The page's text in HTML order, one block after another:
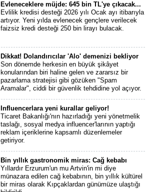
Evleneceklere müjde: 645 bin TL'ye çıkacak...
Evlilik kredisi desteği 2026 yılı Ocak ayı itibarıyla
artıyor. Yeni yılda evlenecek gençlere verilecek
faizsiz kredi desteği 250 bin lirayı bulacak.
Dikkat! Dolandırıcılar 'Alo' demenizi bekliyor
Son dönemde herkesin en büyük şikâyet
konularından biri haline gelen ve zararsız bir
pazarlama stratejisi gibi gözüken "Spam
Aramalar", ciddi bir güvenlik tehdidine yol açıyor.
Influencerlara yeni kurallar geliyor!
Ticaret Bakanlığı'nın hazırladığı yeni yönetmelik
taslağı, sosyal medya influencer'larının yaptığı
reklam içeriklerine kapsamlı düzenlemeler
getiriyor.
Bin yıllık gastronomik miras: Cağ kebabı
Yıllardır Erzurum'un mu Artvin'in mi diye
münazara edilen cağ kebabının, bin yıllık kültürel
bir miras olarak Kıpçaklardan günümüze ulaştığı